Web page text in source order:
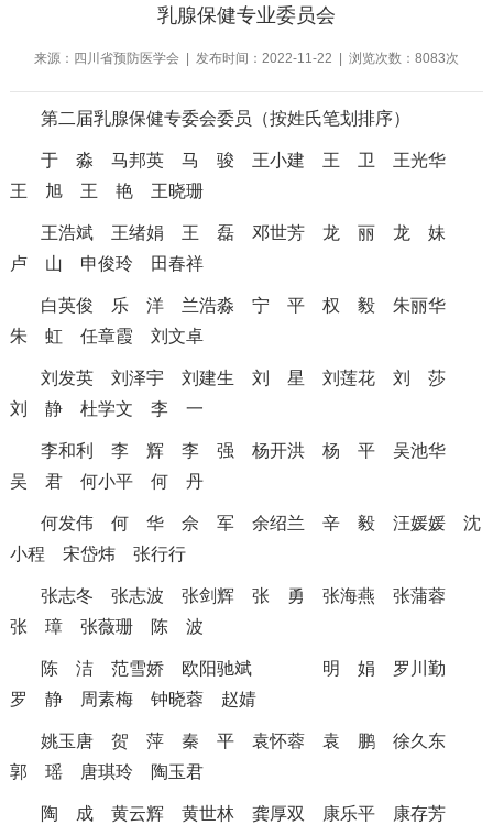
乳腺保健专业委员会
来源：四川省预防医学会 | 发布时间：2022-11-22 | 浏览次数：8083次
第二届乳腺保健专委会委员（按姓氏笔划排序）
于 淼 马邦英 马 骏 王小建 王 卫 王光华
王 旭 王 艳 王晓珊
王浩斌 王绪娟 王 磊 邓世芳 龙 丽 龙 妹
卢 山 申俊玲 田春祥
白英俊 乐 洋 兰浩淼 宁 平 权 毅 朱丽华
朱 虹 任章霞 刘文卓
刘发英 刘泽宇 刘建生 刘 星 刘莲花 刘 莎
刘 静 杜学文 李 一
李和利 李 辉 李 强 杨开洪 杨 平 吴池华
吴 君 何小平 何 丹
何发伟 何 华 佘 军 余绍兰 辛 毅 汪媛媛 沈
小程 宋岱炜 张行行
张志冬 张志波 张剑辉 张 勇 张海燕 张蒲蓉
张 璋 张薇珊 陈 波
陈 洁 范雪娇 欧阳驰斌 明 娟 罗川勤
罗 静
周素梅 钟晓蓉 赵婧
姚玉唐 贺 萍 秦 平 袁怀蓉 袁 鹏 徐久东
郭 瑶
唐琪玲 陶玉君
陶 成 黄云辉 黄世林 龚厚双 康乐平
康存芳